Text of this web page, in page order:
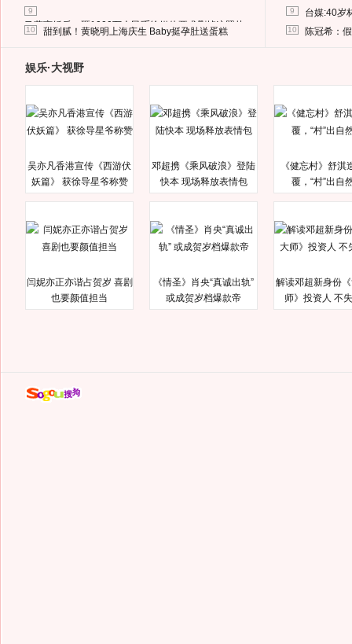
9
马蓉离婚后，砸1000万人民币给媒体要求删掉这照片
10 甜到腻！黄晓明上海庆生 Baby挺孕肚送蛋糕
9 台媒:40岁
10 陈冠希：
娱乐·大视野
吴亦凡香港宣传《西游伏
妖篇》 获徐导星爷称赞
邓超携《乘风破浪》登陆
快本 现场释放表情包
《健忘村》舒淇
覆，“村”出自
闫妮亦正亦谐占贺岁 喜剧
也要颜值担当
《情圣》肖央“真诚出轨”
或成贺岁档爆款帝
解读邓超新身份
师》投资人 不